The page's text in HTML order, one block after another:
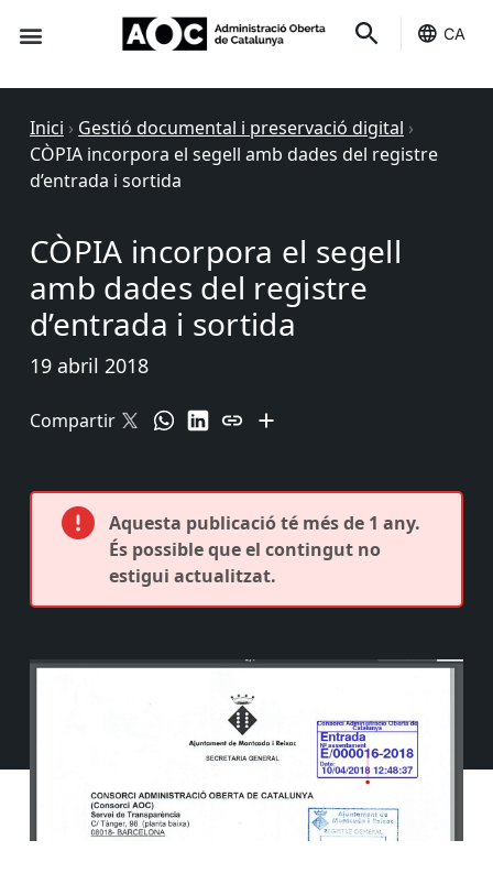
CA
Inici › Gestió documental i preservació digital ›
CÒPIA incorpora el segell amb dades del registre
d’entrada i sortida
CÒPIA incorpora el segell
amb dades del registre
d’entrada i sortida
19 abril 2018
Compartir
Aquesta publicació té més de 1 any.
És possible que el contingut no
estigui actualitzat.